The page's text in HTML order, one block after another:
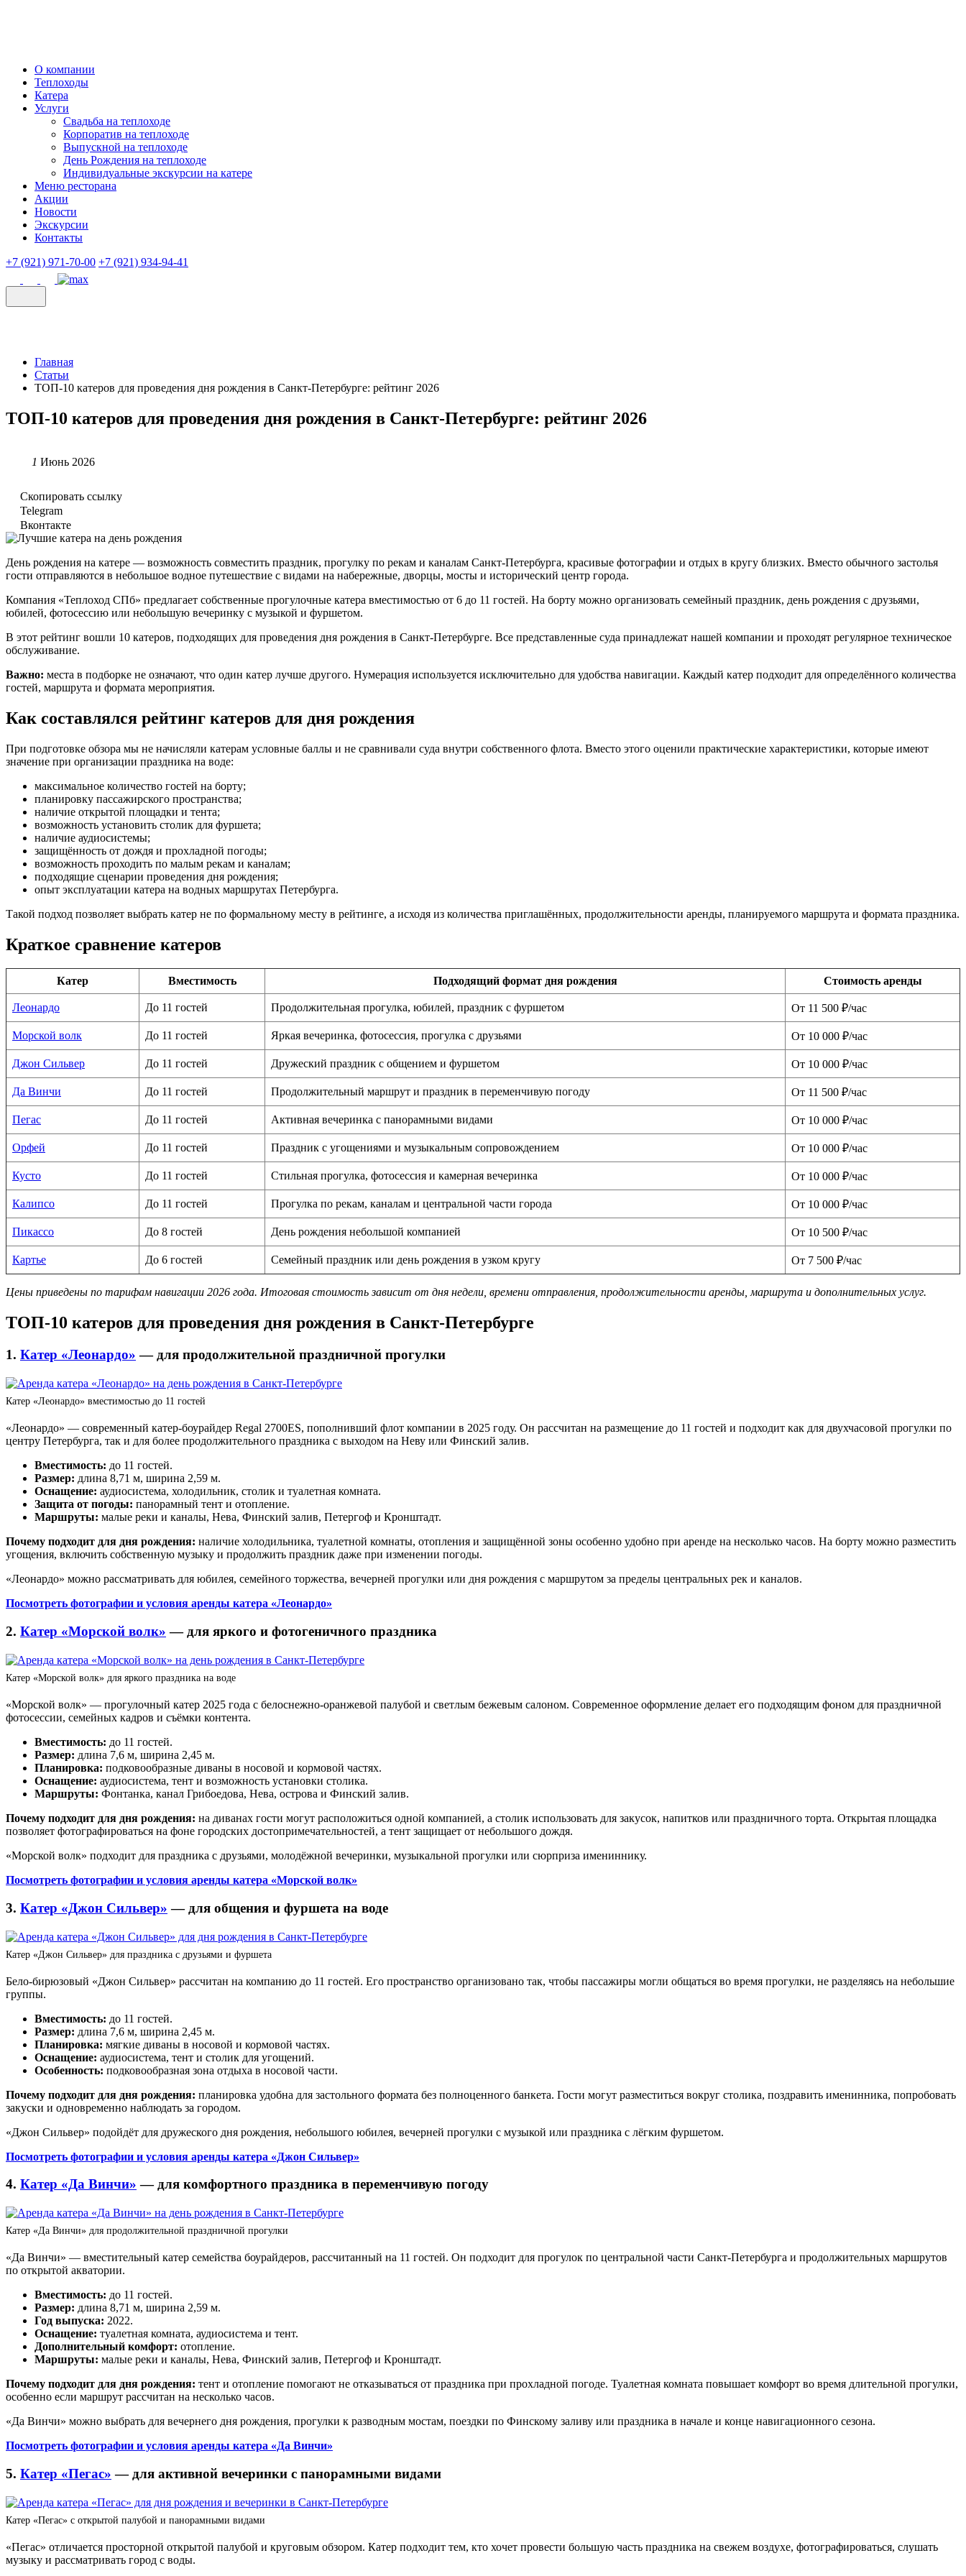
О компании
Теплоходы
Катера
Услуги
Свадьба на теплоходе
Корпоратив на теплоходе
Выпускной на теплоходе
День Рождения на теплоходе
Индивидуальные экскурсии на катере
Меню ресторана
Акции
Новости
Экскурсии
Контакты
+7 (921) 971-70-00 +7 (921) 934-94-41
Главная
Статьи
ТОП-10 катеров для проведения дня рождения в Санкт-Петербурге: рейтинг 2026
ТОП-10 катеров для проведения дня рождения в Санкт-Петербурге: рейтинг 2026
1 Июнь 2026
Скопировать ссылку
Telegram
Вконтакте
День рождения на катере — возможность совместить праздник, прогулку по рекам и каналам Санкт-Петербурга, красивые фотографии и отдых в кругу близких. Вместо обычного застолья
гости отправляются в небольшое водное путешествие с видами на набережные, дворцы, мосты и исторический центр города.
Компания «Теплоход СПб» предлагает собственные прогулочные катера вместимостью от 6 до 11 гостей. На борту можно организовать семейный праздник, день рождения с друзьями,
юбилей, фотосессию или небольшую вечеринку с музыкой и фуршетом.
В этот рейтинг вошли 10 катеров, подходящих для проведения дня рождения в Санкт-Петербурге. Все представленные суда принадлежат нашей компании и проходят регулярное техническое
обслуживание.
Важно: места в подборке не означают, что один катер лучше другого. Нумерация используется исключительно для удобства навигации. Каждый катер подходит для определённого количества
гостей, маршрута и формата мероприятия.
Как составлялся рейтинг катеров для дня рождения
При подготовке обзора мы не начисляли катерам условные баллы и не сравнивали суда внутри собственного флота. Вместо этого оценили практические характеристики, которые имеют
значение при организации праздника на воде:
максимальное количество гостей на борту;
планировку пассажирского пространства;
наличие открытой площадки и тента;
возможность установить столик для фуршета;
наличие аудиосистемы;
защищённость от дождя и прохладной погоды;
возможность проходить по малым рекам и каналам;
подходящие сценарии проведения дня рождения;
опыт эксплуатации катера на водных маршрутах Петербурга.
Такой подход позволяет выбрать катер не по формальному месту в рейтинге, а исходя из количества приглашённых, продолжительности аренды, планируемого маршрута и формата праздника.
Краткое сравнение катеров
Катер Вместимость Подходящий формат дня рождения Стоимость аренды
Леонардо До 11 гостей Продолжительная прогулка, юбилей, праздник с фуршетом От 11 500 ₽/час
Морской волк До 11 гостей Яркая вечеринка, фотосессия, прогулка с друзьями От 10 000 ₽/час
Джон Сильвер До 11 гостей Дружеский праздник с общением и фуршетом От 10 000 ₽/час
Да Винчи До 11 гостей Продолжительный маршрут и праздник в переменчивую погоду От 11 500 ₽/час
Пегас До 11 гостей Активная вечеринка с панорамными видами От 10 000 ₽/час
Орфей До 11 гостей Праздник с угощениями и музыкальным сопровождением От 10 000 ₽/час
Кусто До 11 гостей Стильная прогулка, фотосессия и камерная вечеринка От 10 000 ₽/час
Калипсо До 11 гостей Прогулка по рекам, каналам и центральной части города От 10 000 ₽/час
Пикассо До 8 гостей День рождения небольшой компанией От 10 500 ₽/час
Картье До 6 гостей Семейный праздник или день рождения в узком кругу От 7 500 ₽/час
Цены приведены по тарифам навигации 2026 года. Итоговая стоимость зависит от дня недели, времени отправления, продолжительности аренды, маршрута и дополнительных услуг.
ТОП-10 катеров для проведения дня рождения в Санкт-Петербурге
1. Катер «Леонардо» — для продолжительной праздничной прогулки
Катер «Леонардо» вместимостью до 11 гостей
«Леонардо» — современный катер-боурайдер Regal 2700ES, пополнивший флот компании в 2025 году. Он рассчитан на размещение до 11 гостей и подходит как для двухчасовой прогулки по
центру Петербурга, так и для более продолжительного праздника с выходом на Неву или Финский залив.
Вместимость: до 11 гостей.
Размер: длина 8,71 м, ширина 2,59 м.
Оснащение: аудиосистема, холодильник, столик и туалетная комната.
Защита от погоды: панорамный тент и отопление.
Маршруты: малые реки и каналы, Нева, Финский залив, Петергоф и Кронштадт.
Почему подходит для дня рождения: наличие холодильника, туалетной комнаты, отопления и защищённой зоны особенно удобно при аренде на несколько часов. На борту можно разместить
угощения, включить собственную музыку и продолжить праздник даже при изменении погоды.
«Леонардо» можно рассматривать для юбилея, семейного торжества, вечерней прогулки или дня рождения с маршрутом за пределы центральных рек и каналов.
Посмотреть фотографии и условия аренды катера «Леонардо»
2. Катер «Морской волк» — для яркого и фотогеничного праздника
Катер «Морской волк» для яркого праздника на воде
«Морской волк» — прогулочный катер 2025 года с белоснежно-оранжевой палубой и светлым бежевым салоном. Современное оформление делает его подходящим фоном для праздничной
фотосессии, семейных кадров и съёмки контента.
Вместимость: до 11 гостей.
Размер: длина 7,6 м, ширина 2,45 м.
Планировка: подковообразные диваны в носовой и кормовой частях.
Оснащение: аудиосистема, тент и возможность установки столика.
Маршруты: Фонтанка, канал Грибоедова, Нева, острова и Финский залив.
Почему подходит для дня рождения: на диванах гости могут расположиться одной компанией, а столик использовать для закусок, напитков или праздничного торта. Открытая площадка
позволяет фотографироваться на фоне городских достопримечательностей, а тент защищает от небольшого дождя.
«Морской волк» подходит для праздника с друзьями, молодёжной вечеринки, музыкальной прогулки или сюрприза имениннику.
Посмотреть фотографии и условия аренды катера «Морской волк»
3. Катер «Джон Сильвер» — для общения и фуршета на воде
Катер «Джон Сильвер» для праздника с друзьями и фуршета
Бело-бирюзовый «Джон Сильвер» рассчитан на компанию до 11 гостей. Его пространство организовано так, чтобы пассажиры могли общаться во время прогулки, не разделяясь на небольшие
группы.
Вместимость: до 11 гостей.
Размер: длина 7,6 м, ширина 2,45 м.
Планировка: мягкие диваны в носовой и кормовой частях.
Оснащение: аудиосистема, тент и столик для угощений.
Особенность: подковообразная зона отдыха в носовой части.
Почему подходит для дня рождения: планировка удобна для застольного формата без полноценного банкета. Гости могут разместиться вокруг столика, поздравить именинника, попробовать
закуски и одновременно наблюдать за городом.
«Джон Сильвер» подойдёт для дружеского дня рождения, небольшого юбилея, вечерней прогулки с музыкой или праздника с лёгким фуршетом.
Посмотреть фотографии и условия аренды катера «Джон Сильвер»
4. Катер «Да Винчи» — для комфортного праздника в переменчивую погоду
Катер «Да Винчи» для продолжительной праздничной прогулки
«Да Винчи» — вместительный катер семейства боурайдеров, рассчитанный на 11 гостей. Он подходит для прогулок по центральной части Санкт-Петербурга и продолжительных маршрутов
по открытой акватории.
Вместимость: до 11 гостей.
Размер: длина 8,71 м, ширина 2,59 м.
Год выпуска: 2022.
Оснащение: туалетная комната, аудиосистема и тент.
Дополнительный комфорт: отопление.
Маршруты: малые реки и каналы, Нева, Финский залив, Петергоф и Кронштадт.
Почему подходит для дня рождения: тент и отопление помогают не отказываться от праздника при прохладной погоде. Туалетная комната повышает комфорт во время длительной прогулки,
особенно если маршрут рассчитан на несколько часов.
«Да Винчи» можно выбрать для вечернего дня рождения, прогулки к разводным мостам, поездки по Финскому заливу или праздника в начале и конце навигационного сезона.
Посмотреть фотографии и условия аренды катера «Да Винчи»
5. Катер «Пегас» — для активной вечеринки с панорамными видами
Катер «Пегас» с открытой палубой и панорамными видами
«Пегас» отличается просторной открытой палубой и круговым обзором. Катер подходит тем, кто хочет провести большую часть праздника на свежем воздухе, фотографироваться, слушать
музыку и рассматривать город с воды.